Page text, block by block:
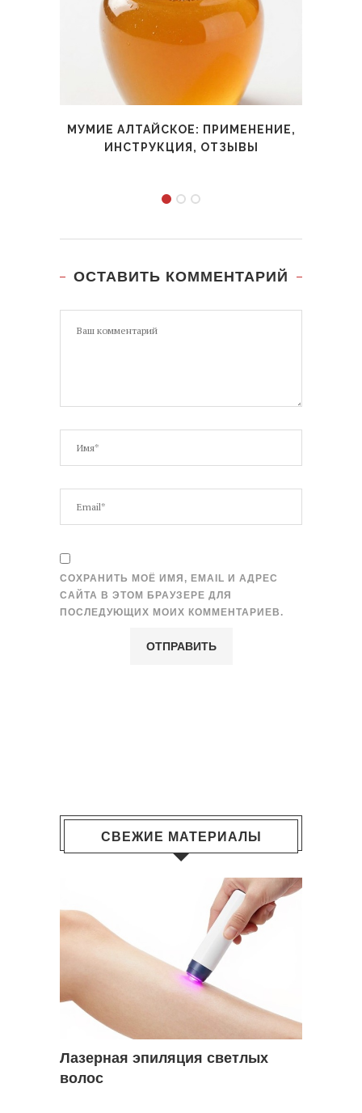
МУМИЕ АЛТАЙСКОЕ: ПРИМЕНЕНИЕ,
ИНСТРУКЦИЯ, ОТЗЫВЫ
ОСТАВИТЬ КОММЕНТАРИЙ
СОХРАНИТЬ МОЁ ИМЯ, EMAIL И АДРЕС
САЙТА В ЭТОМ БРАУЗЕРЕ ДЛЯ
ПОСЛЕДУЮЩИХ МОИХ КОММЕНТАРИЕВ.
СВЕЖИЕ МАТЕРИАЛЫ
Лазерная эпиляция светлых
волос